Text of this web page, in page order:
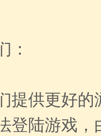
：
提供更好
登陆游戏